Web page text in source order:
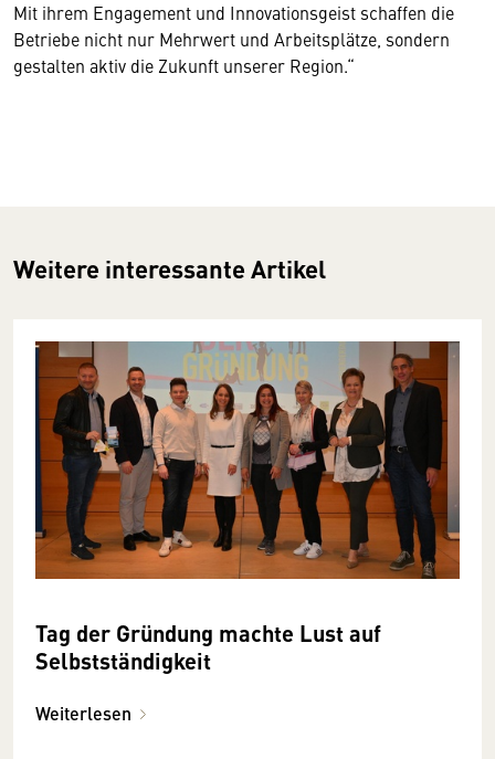
Mit ihrem Engagement und Innovationsgeist schaffen die
Betriebe nicht nur Mehrwert und Arbeitsplätze, sondern
gestalten aktiv die Zukunft unserer Region.“
Weitere interessante Artikel
Tag der Gründung machte Lust auf
Selbstständigkeit
Weiterlesen